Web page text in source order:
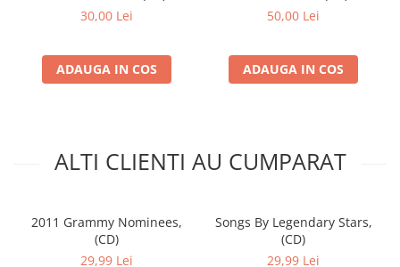
30,00 Lei
ADAUGA IN COS
50,00 Lei
ADAUGA IN COS
ALTI CLIENTI AU CUMPARAT
2011 Grammy Nominees,
(CD)
29,99 Lei
Songs By Legendary Stars,
(CD)
29,99 Lei